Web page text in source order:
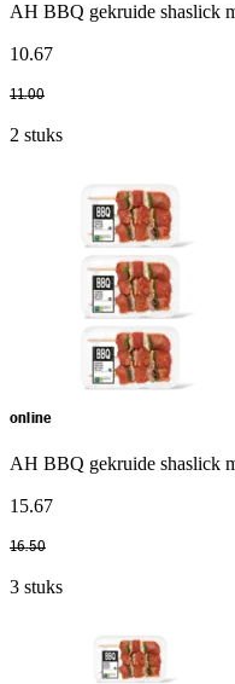
AH BBQ gekruide shaslick
10.67
11.00
2 stuks
online
AH BBQ gekruide shaslick
15.67
16.50
3 stuks